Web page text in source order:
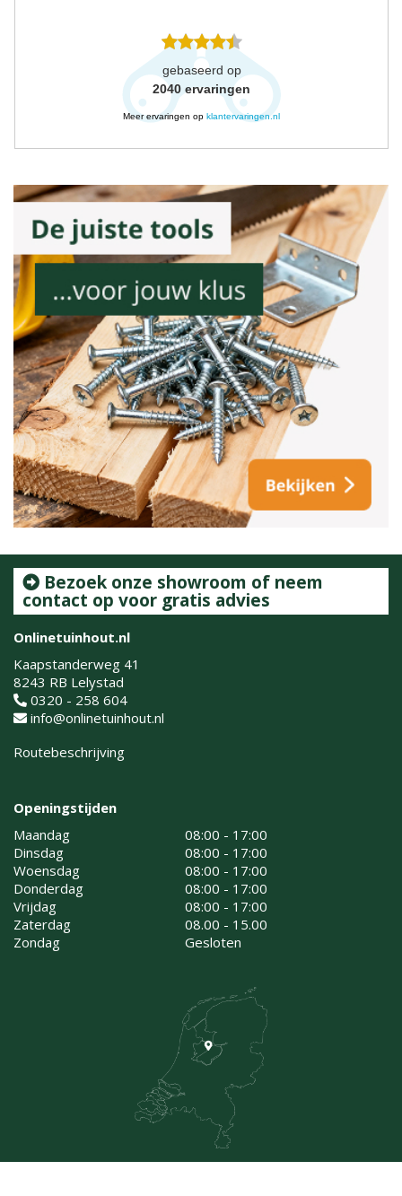
gebaseerd op
2040 ervaringen
Meer ervaringen op klantervaringen.nl
Bezoek onze showroom of neem
contact op voor gratis advies
Onlinetuinhout.nl
Kaapstanderweg 41
8243 RB Lelystad
0320 - 258 604
info@onlinetuinhout.nl
Routebeschrijving
Openingstijden
Maandag
08:00 - 17:00
Dinsdag
08:00 - 17:00
Woensdag
08:00 - 17:00
Donderdag
08:00 - 17:00
Vrijdag
08:00 - 17:00
Zaterdag
08.00 - 15.00
Zondag
Gesloten